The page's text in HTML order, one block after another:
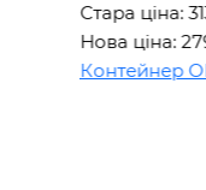
Стара ціна: 3130грн
Нова ціна: 2790грн
Контейнер OPS BL1508